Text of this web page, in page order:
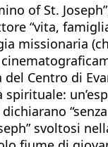
of St.
“vita,
missionaria
Centro di
svoltosi